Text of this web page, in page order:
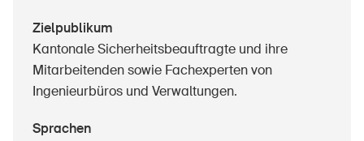
Kontakt & Beratung
Zielpublikum
Kantonale Sicherheitsbeauftragte und ihre
Mitarbeitenden sowie Fachexperten von
Ingenieurbüros und Verwaltungen.
Sprachen